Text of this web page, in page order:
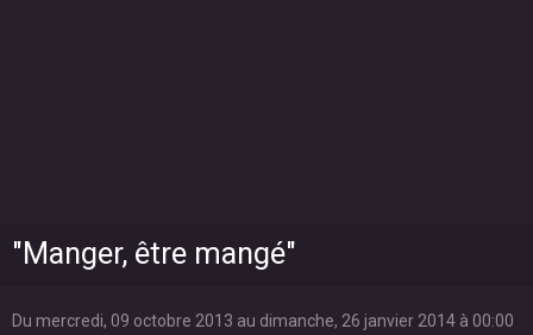
"Manger, être mangé"
Du mercredi, 09 octobre 2013 au dimanche, 26 janvier 2014 à 00:00